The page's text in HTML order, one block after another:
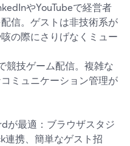
やYouTubeで経営者
信。ゲストは非技術系が
の際にさりげなくミュー
競技ゲーム配信。複雑な
ミュニケーション管理が
が最適：ブラウザスタジ
連携、簡単なゲスト招